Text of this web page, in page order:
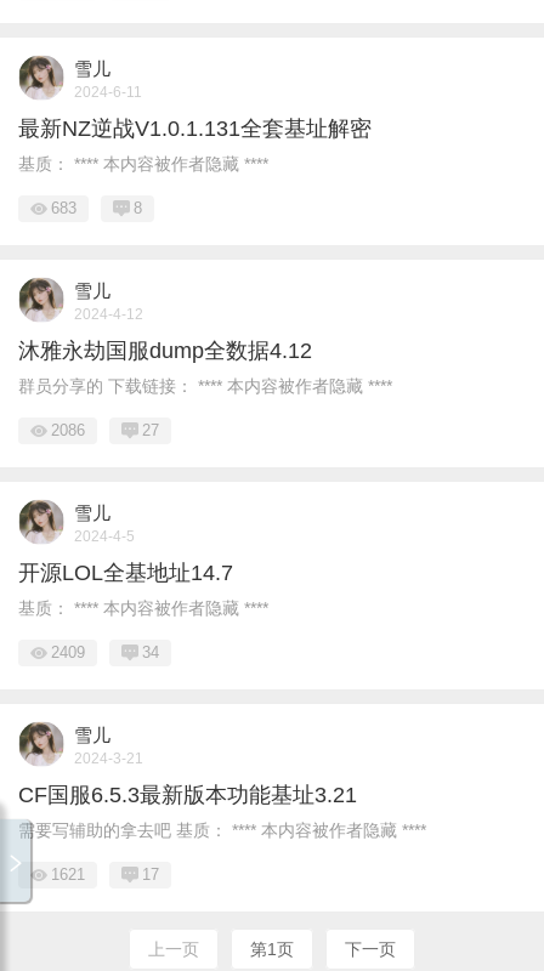
雪儿
2024-6-11
最新NZ逆战V1.0.1.131全套基址解密
基质： **** 本内容被作者隐藏 ****
683 8
雪儿
2024-4-12
沐雅永劫国服dump全数据4.12
群员分享的 下载链接： **** 本内容被作者隐藏 ****
2086 27
雪儿
2024-4-5
开源LOL全基地址14.7
基质： **** 本内容被作者隐藏 ****
2409 34
雪儿
2024-3-21
CF国服6.5.3最新版本功能基址3.21
需要写辅助的拿去吧 基质： **** 本内容被作者隐藏 ****
1621 17
上一页 第1页 下一页